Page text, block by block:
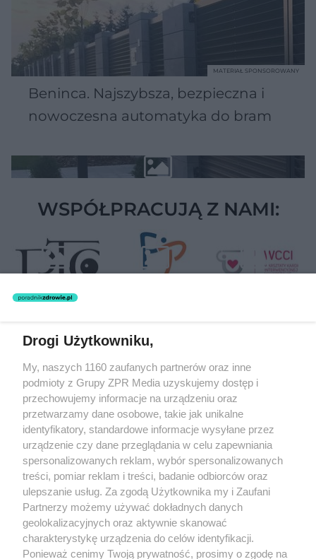
Beninca. Najszybsza, bezpieczna i
nowoczesna automatyka do bram
MATERIAŁ SPONSOROWANY
WSPÓŁPRACUJĄ Z NAMI:
rozpowszechniany lub dalej rozpowszechniany w jakikolwiek sposób
(w tym także elektroniczny lub mechaniczny) na jakimkolwiek polu
eksploatacji w jakiejkolwiek formie, włącznie z umieszczaniem w
Internecie bez pisemnej zgody właściciela praw. Jakiekolwiek użycie
lub wykorzystanie utworów w całości lub w części z naruszeniem
prawa, tzn. bez właściwej zgody, jest zabronione pod groźbą kary i
może być ścigane prawnie.
O nas
Drogi Użytkowniku,
My, naszych 1160 zaufanych partnerów oraz inne
podmioty z Grupy ZPR Media uzyskujemy dostęp i
przechowujemy informacje na urządzeniu oraz
przetwarzamy dane osobowe, takie jak unikalne
identyfikatory, standardowe informacje wysyłane przez
urządzenie czy dane przeglądania w celu zapewniania
spersonalizowanych reklam, wybór spersonalizowanych
treści, pomiar reklam i treści, badanie odbiorców oraz
ulepszanie usług. Za zgodą Użytkownika my i Zaufani
Partnerzy możemy używać dokładnych danych
geolokalizacyjnych oraz aktywnie skanować
charakterystykę urządzenia do celów identyfikacji.
Ponieważ cenimy Twoją prywatność, prosimy o zgodę na